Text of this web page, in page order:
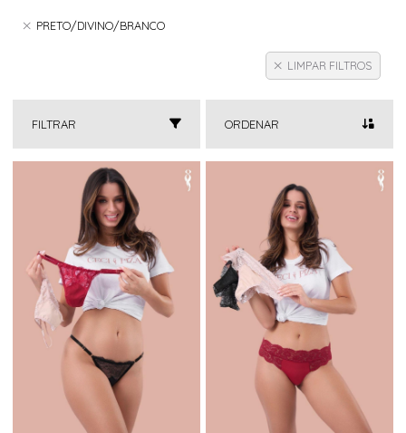
PRETO/DIVINO/BRANCO
LIMPAR FILTROS
FILTRAR ORDENAR